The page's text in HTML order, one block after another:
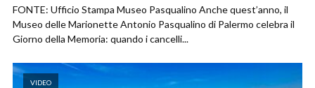
FONTE: Ufficio Stampa Museo Pasqualino Anche quest’anno, il
Museo delle Marionette Antonio Pasqualino di Palermo celebra il
Giorno della Memoria: quando i cancelli...
VIDEO